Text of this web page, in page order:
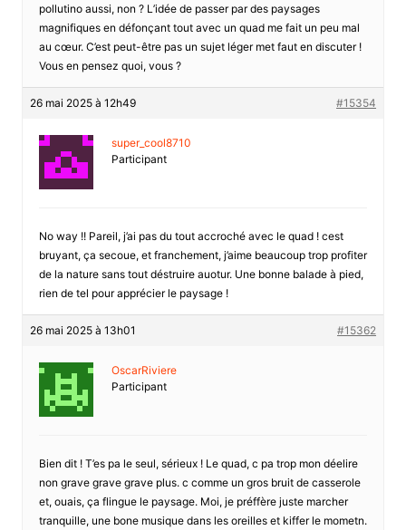
pollutino aussi, non ? L’idée de passer par des paysages
magnifiques en défonçant tout avec un quad me fait un peu mal
au cœur. C’est peut-être pas un sujet léger met faut en discuter !
Vous en pensez quoi, vous ?
26 mai 2025 à 12h49 #15354
super_cool8710
Participant
No way !! Pareil, j’ai pas du tout accroché avec le quad ! cest
bruyant, ça secoue, et franchement, j’aime beaucoup trop profiter
de la nature sans tout déstruire auotur. Une bonne balade à pied,
rien de tel pour apprécier le paysage !
26 mai 2025 à 13h01 #15362
OscarRiviere
Participant
Bien dit ! T’es pa le seul, sérieux ! Le quad, c pa trop mon déelire
non grave grave grave plus. c comme un gros bruit de casserole
et, ouais, ça flingue le paysage. Moi, je préffère juste marcher
tranquille, une bone musique dans les oreilles et kiffer le mometn.